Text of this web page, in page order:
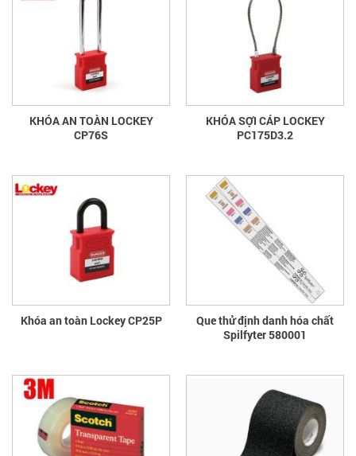
KHÓA AN TOÀN LOCKEY
CP76S
KHÓA SỢI CÁP LOCKEY
PC175D3.2
Khóa an toàn Lockey CP25P
Que thử định danh hóa chất
Spilfyter 580001